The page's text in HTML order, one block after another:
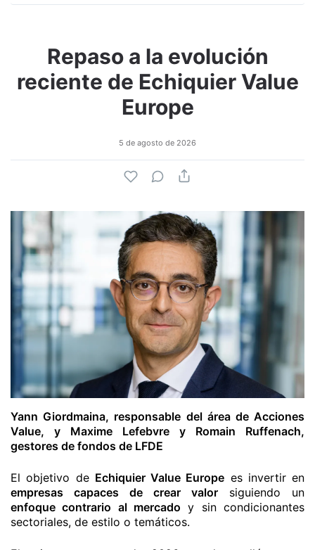
Repaso a la evolución
reciente de Echiquier Value
Europe
5 de agosto de 2026
Yann Giordmaina, responsable del área de Acciones
Value, y Maxime Lefebvre y Romain Ruffenach,
gestores de fondos de LFDE
El objetivo de Echiquier Value Europe es invertir en
empresas capaces de crear valor siguiendo un
enfoque contrario al mercado y sin condicionantes
sectoriales, de estilo o temáticos.